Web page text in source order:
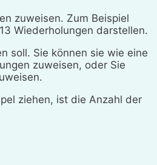
zuweisen. Zum Beispiel
Wiederholungen darstellen.
soll. Sie können sie wie eine
zuweisen, oder Sie
ziehen, ist die Anzahl der